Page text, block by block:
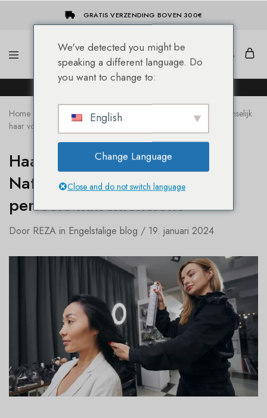
GRATIS VERZENDING BOVEN 300€
She-
Socap
Extensions
Home
Haarextensies voor vrouwen: Natuurlijk menselijk
haar voor perfecte hairextensions
Haarextensies voor vrouwen:
Natuurlijk menselijk haar voor
perfecte hairextensions
Door REZA in Engelstalige blog 19. januari 2024
We've detected you might be
speaking a different language. Do
you want to change to:
English
Change Language
Close and do not switch language